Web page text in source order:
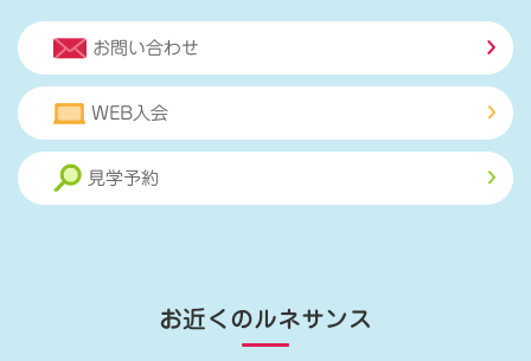
お問い合わせ
WEB入会
見学予約
お近くのルネサンス